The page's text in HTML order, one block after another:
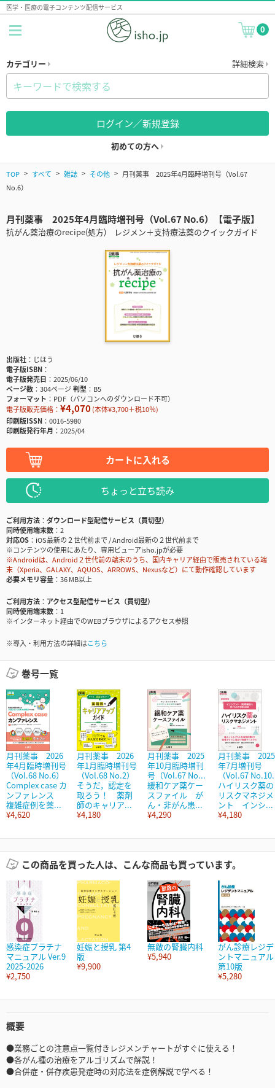
医学・医療の電子コンテンツ配信サービス
0
カテゴリー 詳細検索
ログイン／新規登録
初めての方へ
TOP すべて 雑誌 その他
月刊薬事 2025年4月臨時増刊号（Vol.67
No.6）
月刊薬事 2025年4月臨時増刊号（Vol.67 No.6）【電子版】
抗がん薬治療のrecipe(処方) レジメン＋支持療法薬のクイックガイド
出版社
じほう
電子版ISBN
電子版発売日
2025/06/10
ページ数
304ページ判型
B5
フォーマット
PDF（パソコンへのダウンロード不可）
電子版販売価格： ¥4,070(本体¥3,700＋税10％)
印刷版ISSN
0016-5980
印刷版発行年月
2025/04
カートに入れる
ちょっと立ち読み
ご利用方法
ダウンロード型配信サービス（買切型）
同時使用端末数
2
対応OS
iOS最新の２世代前まで / Android最新の２世代前まで
※コンテンツの使用にあたり、専用ビューアisho.jpが必要
※Androidは、Android２世代前の端末のうち、国内キャリア経由で販売されている端
末（Xperia、GALAXY、AQUOS、ARROWS、Nexusなど）にて動作確認しています
必要メモリ容量
36 MB以上
ご利用方法
アクセス型配信サービス（買切型）
同時使用端末数
1
※インターネット経由でのWEBブラウザによるアクセス参照
※導入・利用方法の詳細はこちら
巻号一覧
月刊薬事 2026
年4月臨時増刊号
（Vol.68 No.6）
Complex case カ
ンファレンス
複雑症例を薬...
¥4,620
月刊薬事 2026
年1月臨時増刊号
（Vol.68 No.2）
そうだ，認定を
取ろう！ 薬剤
師のキャリア...
¥4,180
月刊薬事 2025
年10月臨時増刊
号（Vol.67 No...
緩和ケア薬ケー
スファイル が
ん・非がん患...
¥4,290
月刊薬事 2025
年7月増刊号
（Vol.67
ハイリスク薬の
リスクマネジメ
ント インシ...
¥4,180
この商品を買った人は、こんな商品も買っています。
感染症プラチナ
マニュアル Ver.9
2025-2026
¥2,750
妊娠と授乳 第4
版
¥9,900
無敵の腎臓内科
¥5,940
がん診療レジデ
ントマニュアル
第10版
¥5,280
概要
●業務ごとの注意点一覧付きレジメンチャートがすぐに使える！
●各がん種の治療をアルゴリズムで解説！
●合併症・併存疾患発症時の対応法を症例解説で学べる！